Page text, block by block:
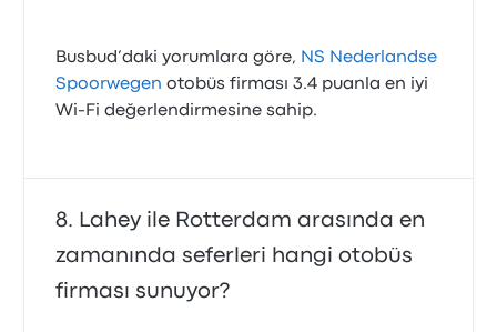
Busbud’daki yorumlara göre, NS Nederlandse
Spoorwegen otobüs firması 3.4 puanla en iyi
Wi‑Fi değerlendirmesine sahip.
Lahey ile Rotterdam arasında en
zamanında seferleri hangi otobüs
firması sunuyor?